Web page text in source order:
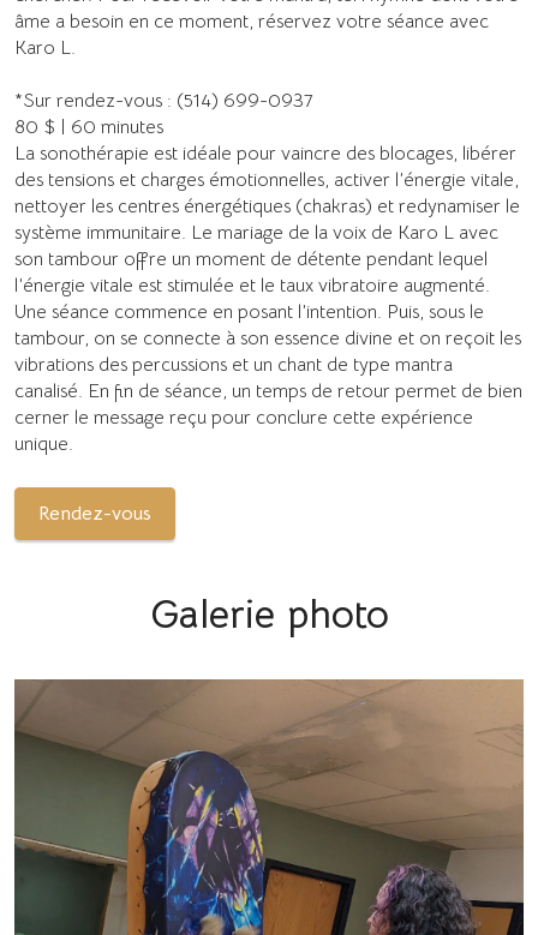
âme a besoin en ce moment, réservez votre séance avec
Karo L.
*Sur rendez-vous : (514) 699-0937
80 $ | 60 minutes
La sonothérapie est idéale pour vaincre des blocages, libérer
des tensions et charges émotionnelles, activer l’énergie vitale,
nettoyer les centres énergétiques (chakras) et redynamiser le
système immunitaire. Le mariage de la voix de Karo L avec
son tambour offre un moment de détente pendant lequel
l’énergie vitale est stimulée et le taux vibratoire augmenté.
Une séance commence en posant l’intention. Puis, sous le
tambour, on se connecte à son essence divine et on reçoit les
vibrations des percussions et un chant de type mantra
canalisé. En fin de séance, un temps de retour permet de bien
cerner le message reçu pour conclure cette expérience
unique.
Rendez-vous
Galerie photo